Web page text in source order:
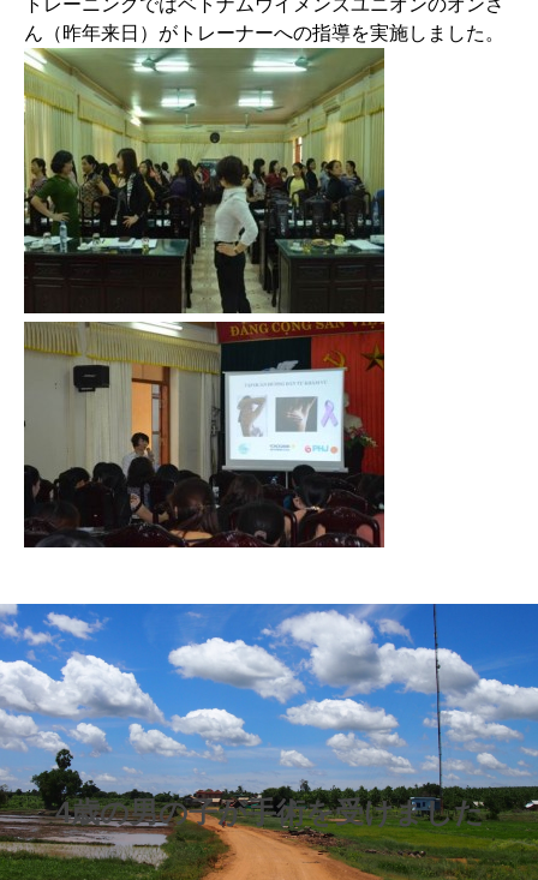
ん（昨年来日）がトレーナーへの指導を実施しました。
4歳の男の子が手術を受けました